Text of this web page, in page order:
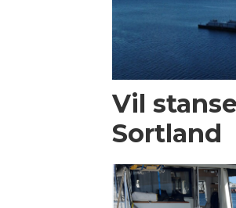
Vil
Sortland